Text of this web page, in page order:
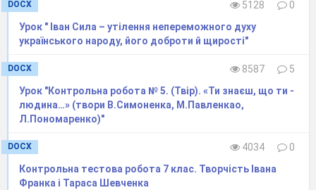
— Знайдіть порівняння. З якою метою їх
вжито?
слів у зменшувально-пестливій формі.
Тема: зображення краси українського села в
місячну, зоряну ніч.
Ідея: уславлення рідного краю – Волині, краса
якого – неповторна.
Головна думка
– любов до мами, уславлення
рідної оселі
DOCX 5128
0
Урок " Іван Сила – утілення непереможного духу
українського народу, його доброти й щирості"
DOCX 8587
5
Урок "Контрольна робота № 5. (Твір). «Ти знаєш, що ти -
людина…» (твори В.Симоненка, М.Павленкао,
Л.Пономаренко)"
DOCX 4034
0
Контрольна тестова робота 7 клас. Творчість Івана
Франка і Тараса Шевченка